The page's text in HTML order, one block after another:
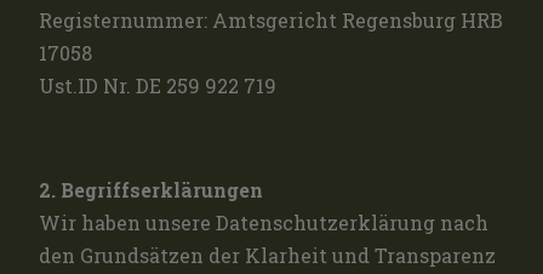
Registernummer: Amtsgericht Regensburg HRB
17058
Ust.ID Nr. DE 259 922 719
2. Begriffserklärungen
Wir haben unsere Datenschutzerklärung nach
den Grundsätzen der Klarheit und Transparenz